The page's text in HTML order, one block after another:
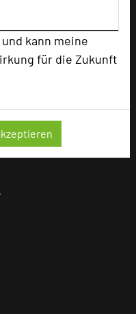
kann meine
für die Zukunft
akzeptieren